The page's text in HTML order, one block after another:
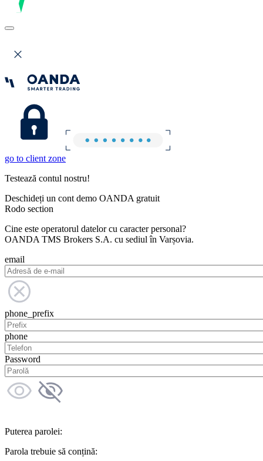
go to client zone
Testează contul nostru!
Deschideți un cont demo OANDA gratuit
Rodo section
Cine este operatorul datelor cu caracter personal?
OANDA TMS Brokers S.A. cu sediul în Varșovia.
email
phone_prefix
phone
Password
Puterea parolei:
Parola trebuie să conțină: